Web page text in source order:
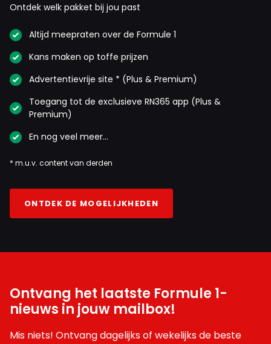
Ontdek welk pakket bij jou past
Altijd meepraten over de Formule 1
Kans maken op toffe prijzen
Advertentievrije site * (Plus & Premium)
Toegang tot de exclusieve RN365 app (Plus &
Premium)
En nog veel meer…
* m.u.v. content van derden
ONTDEK DE MOGELIJKHEDEN
Ontvang het laatste Formule 1-
nieuws in jouw mailbox!
Mis niets! Ontvang dagelijks of wekelijks de beste